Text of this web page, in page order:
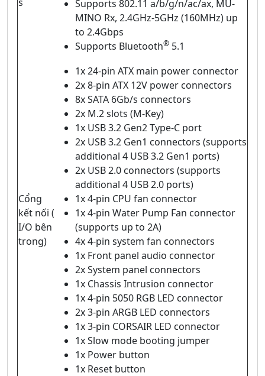
Supports 802.11 a/b/g/n/ac/ax, MU-
MINO Rx, 2.4GHz-5GHz (160MHz) up
to 2.4Gbps
Supports Bluetooth® 5.1
Cổng
kết nối (
I/O bên
trong)
1x 24-pin ATX main power connector
2x 8-pin ATX 12V power connectors
8x SATA 6Gb/s connectors
2x M.2 slots (M-Key)
1x USB 3.2 Gen2 Type-C port
2x USB 3.2 Gen1 connectors (supports
additional 4 USB 3.2 Gen1 ports)
2x USB 2.0 connectors (supports
additional 4 USB 2.0 ports)
1x 4-pin CPU fan connector
1x 4-pin Water Pump Fan connector
(supports up to 2A)
4x 4-pin system fan connectors
1x Front panel audio connector
2x System panel connectors
1x Chassis Intrusion connector
1x 4-pin 5050 RGB LED connector
2x 3-pin ARGB LED connectors
1x 3-pin CORSAIR LED connector
1x Slow mode booting jumper
1x Power button
1x Reset button